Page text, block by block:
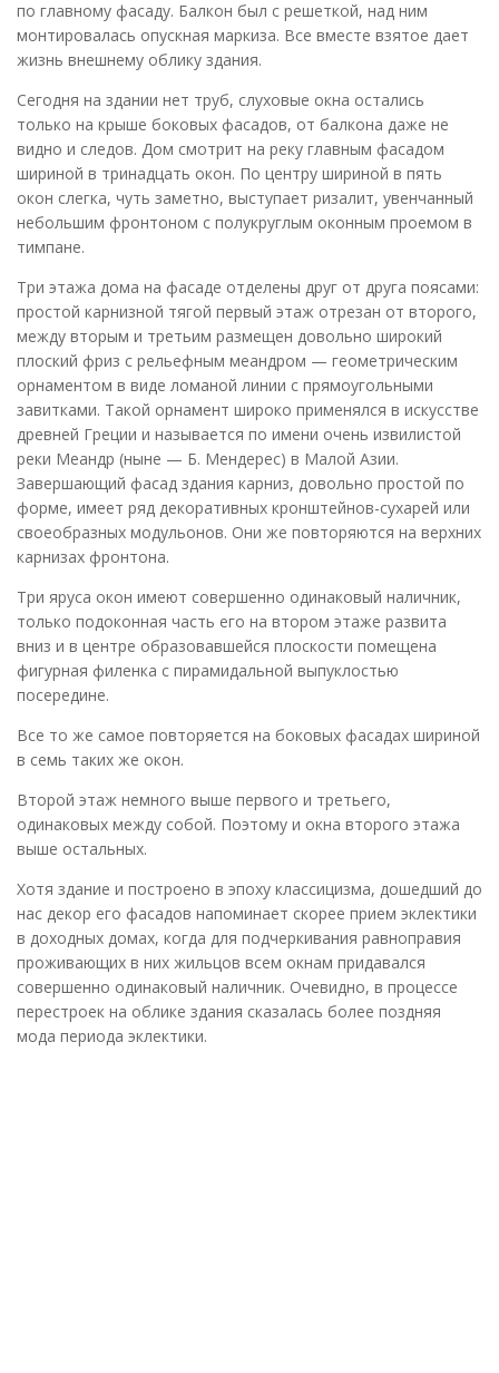
по главному фасаду. Балкон был с решеткой, над ним
монтировалась опускная маркиза. Все вместе взятое дает
жизнь внешнему облику здания.
Сегодня на здании нет труб, слуховые окна остались
только на крыше боковых фасадов, от балкона даже не
видно и следов. Дом смотрит на реку главным фасадом
шириной в тринадцать окон. По центру шириной в пять
окон слегка, чуть заметно, выступает ризалит, увенчанный
небольшим фронтоном с полукруглым оконным проемом в
тимпане.
Три этажа дома на фасаде отделены друг от друга поясами:
простой карнизной тягой первый этаж отрезан от второго,
между вторым и третьим размещен довольно широкий
плоский фриз с рельефным меандром — геометрическим
орнаментом в виде ломаной линии с прямоугольными
завитками. Такой орнамент широко применялся в искусстве
древней Греции и называется по имени очень извилистой
реки Меандр (ныне — Б. Мендерес) в Малой Азии.
Завершающий фасад здания карниз, довольно простой по
форме, имеет ряд декоративных кронштейнов-сухарей или
своеобразных модульонов. Они же повторяются на верхних
карнизах фронтона.
Три яруса окон имеют совершенно одинаковый наличник,
только подоконная часть его на втором этаже развита
вниз и в центре образовавшейся плоскости помещена
фигурная филенка с пирамидальной выпуклостью
посередине.
Все то же самое повторяется на боковых фасадах шириной
в семь таких же окон.
Второй этаж немного выше первого и третьего,
одинаковых между собой. Поэтому и окна второго этажа
выше остальных.
Хотя здание и построено в эпоху классицизма, дошедший до
нас декор его фасадов напоминает скорее прием эклектики
в доходных домах, когда для подчеркивания равноправия
проживающих в них жильцов всем окнам придавался
совершенно одинаковый наличник. Очевидно, в процессе
перестроек на облике здания сказалась более поздняя
мода периода эклектики.